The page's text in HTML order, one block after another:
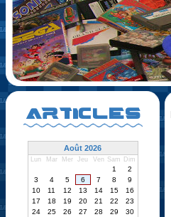
ARTICLES
Août 2026
Lun Mar Mer Jeu Ven Sam Dim
1
2
3
4 5 6 7 8
9
10
11 12 13 14 15
16
17
18 19 20 21 22
23
24
25 26 27 28 29
30